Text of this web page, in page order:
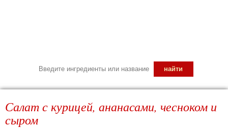
Салат с курицей, ананасами, чесноком и
сыром